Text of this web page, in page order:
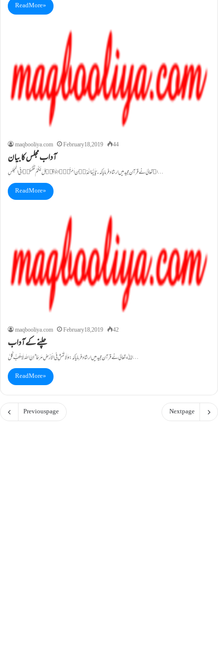
Read More »
maqbooliya.com February 18, 2019 44
آداب مجلس کا بیان
اﷲ تعالیٰ نے قرآن مجید میں ارشاد فرمایا کہ۔ یٰۤاَیُّہَا الَّذِیۡنَ اٰمَنُوۡۤا اِذَا قِیۡلَ لَکُمْ تَفَسَّحُوۡا فِی الْمَجٰلِسِ…
Read More »
maqbooliya.com February 18, 2019 42
چلنے کے آداب
اﷲتعالیٰ نے قرآن مجید میں ارشاد فرمایا کہ: وَلَاتَمْشِ فِی الْاَرْضِ مَرَحًا ؕ اِنَّ اللہَ لَا یُحِبُّ کُلَّ…
Read More »
Previous page Next page